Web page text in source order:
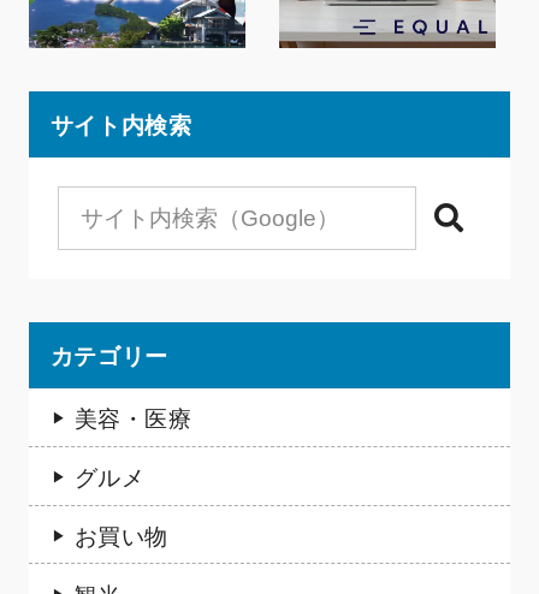
サイト内検索
検索
カテゴリー
美容・医療
グルメ
お買い物